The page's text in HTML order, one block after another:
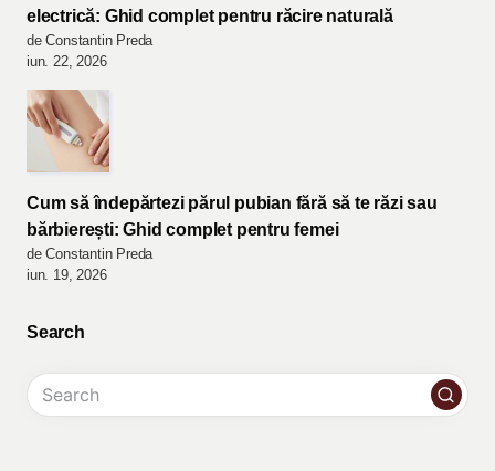
electrică: Ghid complet pentru răcire naturală
de Constantin Preda
iun. 22, 2026
Cum să îndepărtezi părul pubian fără să te răzi sau
bărbierești: Ghid complet pentru femei
de Constantin Preda
iun. 19, 2026
Search